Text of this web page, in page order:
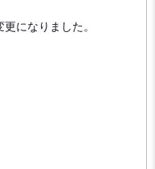
になりました。